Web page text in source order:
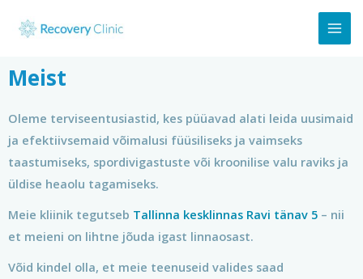
Meist
Oleme terviseentusiastid, kes püüavad alati leida uusimaid
ja efektiivsemaid võimalusi füüsiliseks ja vaimseks
taastumiseks, spordivigastuste või kroonilise valu raviks ja
üldise heaolu tagamiseks.
Meie kliinik tegutseb Tallinna kesklinnas Ravi tänav 5 – nii
et meieni on lihtne jõuda igast linnaosast.
Võid kindel olla, et meie teenuseid valides saad